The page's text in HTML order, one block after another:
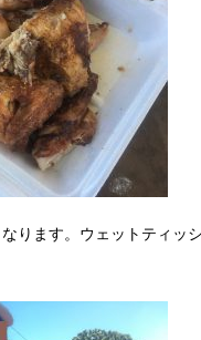
ります。ウェットティッ